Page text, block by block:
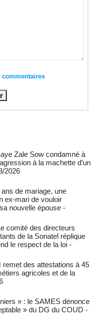
commentaires
Zale Sow condamné à
à la machette d’un
2026
de mariage, une
ex-mari de vouloir
nouvelle épouse -
comité des directeurs
de la Sonatel réplique
le respect de la loi -
remet des attestations à 45
agricoles et de la
» : le SAMES dénonce
» du DG du COUD -